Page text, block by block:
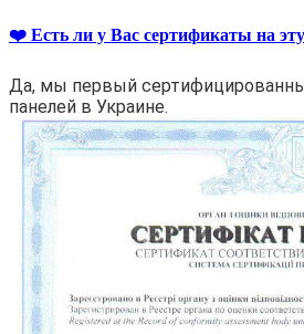
❤️ Есть ли у Вас сертификаты на
Да, мы первый
панелей в Украине.